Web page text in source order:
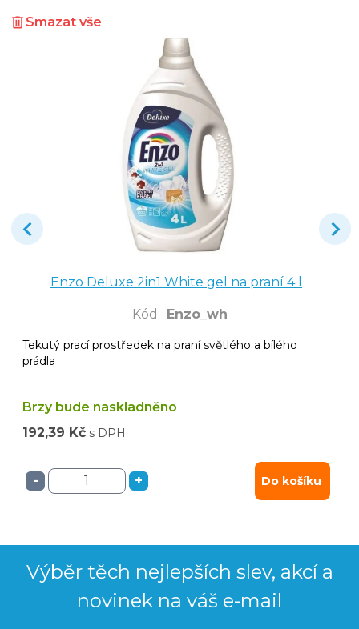
Smazat vše
Enzo Deluxe 2in1 White gel na praní 4 l
Kód : Enzo_wh
Tekutý prací prostředek na praní světlého a bílého
prádla
Brzy bude naskladněno
192,39 Kč s DPH
- + Do košíku
Výběr těch nejlepších slev, akcí a
novinek na váš e-mail